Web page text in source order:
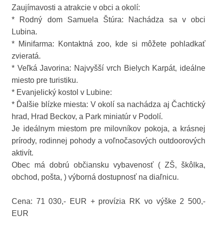
Zaujímavosti a atrakcie v obci a okolí:
* Rodný dom Samuela Štúra: Nachádza sa v obci
Lubina.
* Minifarma: Kontaktná zoo, kde si môžete pohladkať
zvieratá.
* Veľká Javorina: Najvyšší vrch Bielych Karpát, ideálne
miesto pre turistiku.
* Evanjelický kostol v Lubine:
* Ďalšie blízke miesta: V okolí sa nachádza aj Čachtický
hrad, Hrad Beckov, a Park miniatúr v Podolí.
Je ideálnym miestom pre milovníkov pokoja, a krásnej
prírody, rodinnej pohody a voľnočasových outdoorových
aktivít.
Obec má dobrú občiansku vybavenosť ( ZŠ, škôlka,
obchod, pošta, ) výborná dostupnosť na diaľnicu.
Cena: 71 030,- EUR + provízia RK vo výške 2 500,-
EUR